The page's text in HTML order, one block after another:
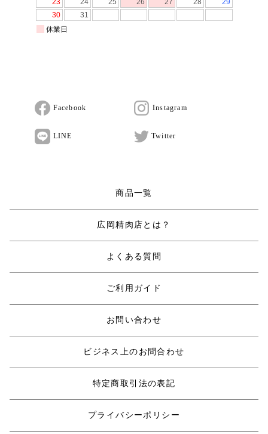
Facebook Instagram
LINE Twitter
商品一覧
広岡精肉店とは？
よくある質問
ご利用ガイド
お問い合わせ
ビジネス上のお問合わせ
特定商取引法の表記
プライバシーポリシー